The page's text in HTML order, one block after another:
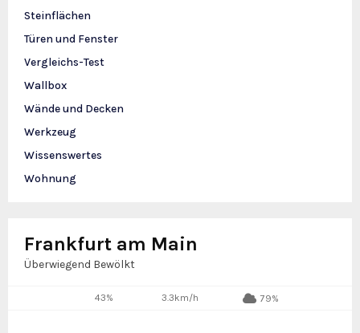
Steinflächen
Türen und Fenster
Vergleichs-Test
Wallbox
Wände und Decken
Werkzeug
Wissenswertes
Wohnung
Frankfurt am Main
Überwiegend Bewölkt
43% 3.3km/h 79%